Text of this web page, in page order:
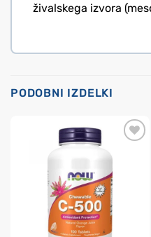
živalskega izvora
PODOBNI IZDELKI